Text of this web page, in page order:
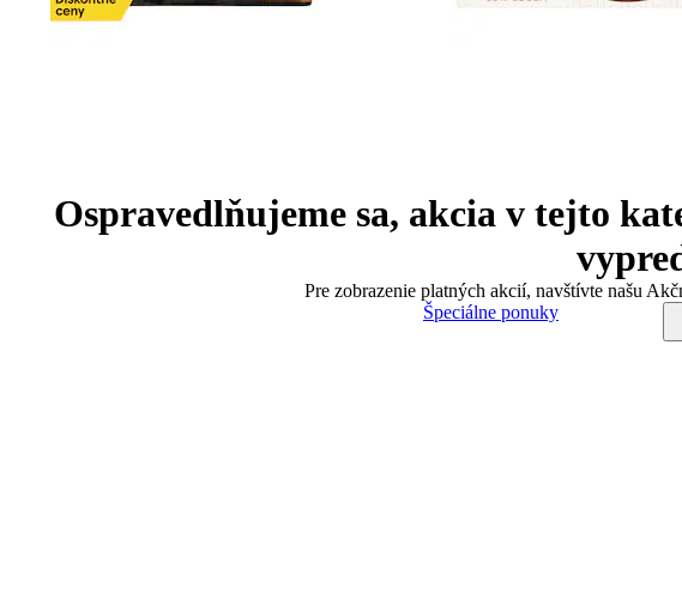
Ospravedlňujeme sa, akcia v tejto
Pre zobrazenie platných akcií, navštívte našu
Špeciálne ponuky